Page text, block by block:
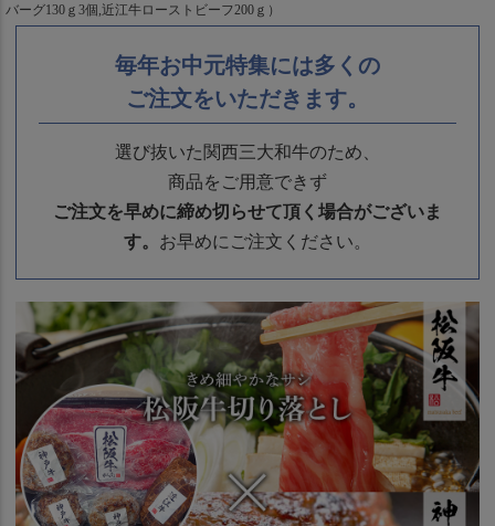
バーグ130ｇ3個,近江牛ローストビーフ200ｇ）
毎年お中元特集には多くの
ご注文をいただきます。
選び抜いた関西三大和牛のため、
商品をご用意できず
ご注文を早めに締め切らせて頂く場合がございま
す。 お早めにご注文ください。